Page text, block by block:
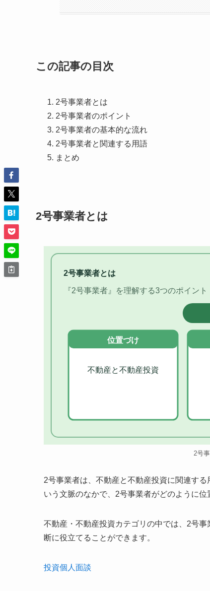
この記事の目次
2号事業者とは
2号事業者のポイント
2号事業者の基本的な流れ
2号事業者と関連する用語
まとめ
2号事業者とは
2号事業者とは
『2号事業者』を理解する3つのポイント
位置づけ
不動産と不動産投資
2号
2号事業者は、不動産と不動産投資に関連す
いう文脈のなかで、2号事業者がどのように位
不動産・不動産投資カテゴリの中では、2号
断に役立てることができます。
投資個人面談